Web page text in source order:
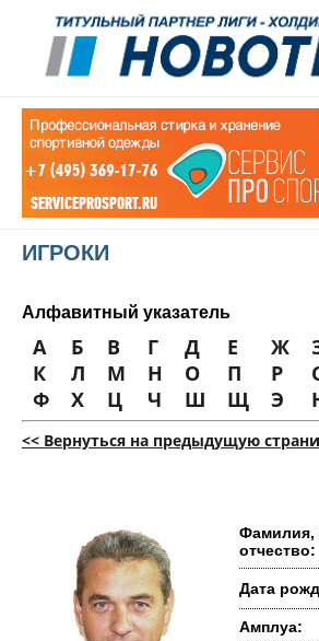
ИГРОКИ
Алфавитный указатель
А Б В Г Д Е Ж
К
Л М Н О П Р
Ф
Х Ц Ч Ш Щ Э
<< Вернуться на предыдущую
Фамилия,
отчество:
Дата
Амплуа: